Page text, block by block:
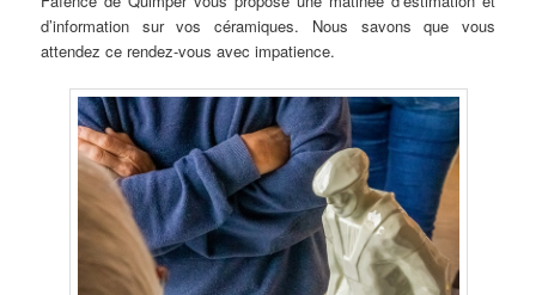
d’information sur vos céramiques. Nous savons que vous
attendez ce rendez-vous avec impatience.